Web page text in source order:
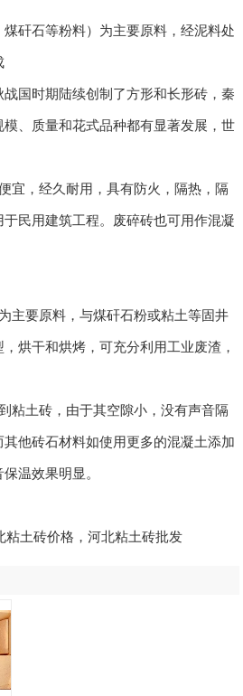
矸石等粉料）为主要原料，经泥料处
国时期陆续创制了方形和长形砖，秦
、质量和花式品种都有显著发展，世
宜，经久耐用，具有防火，隔热，隔
民用建筑工程。废碎砖也可用作混凝
主要原料，与煤矸石粉或粘土等固井
烘干和烘烤，可充分利用工业废渣，
粘土砖，由于其空隙小，没有声音隔
他砖石材料如使用更多的混凝土添加
温效果明显。
粘土砖价格，河北粘土砖批发